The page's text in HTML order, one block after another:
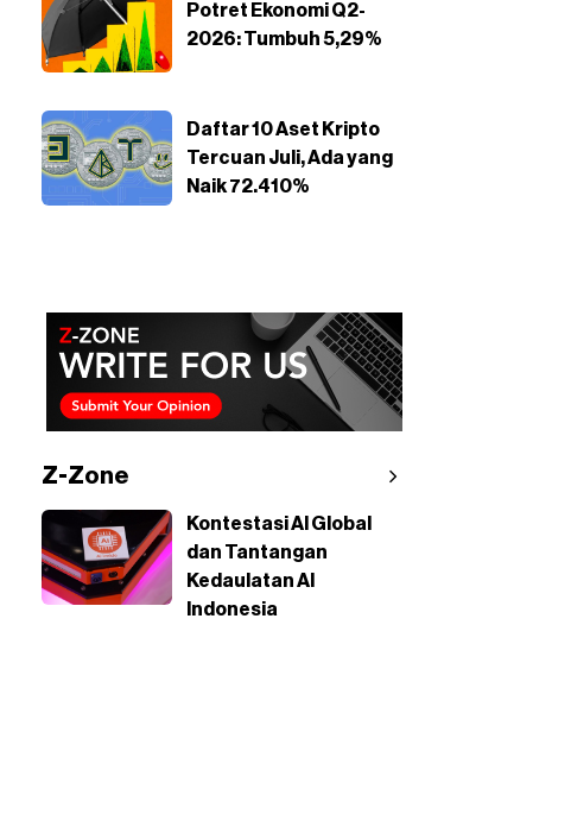
Potret Ekonomi Q2-
2026: Tumbuh 5,29%
Daftar 10 Aset Kripto
Tercuan Juli, Ada yang
Naik 72.410%
Z-Zone
Kontestasi AI Global
dan Tantangan
Kedaulatan AI
Indonesia